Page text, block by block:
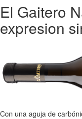
El Gaitero
expresion
Con una aguja de